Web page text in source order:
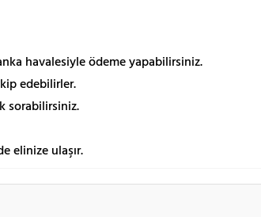
havalesiyle ödeme yapabilirsiniz.
edebilirler.
sorabilirsiniz.
elinize ulaşır.